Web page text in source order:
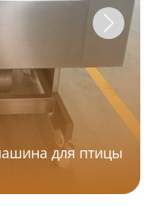
для птицы